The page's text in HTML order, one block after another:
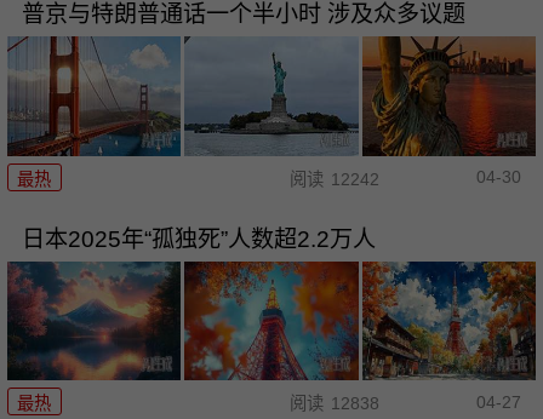
普京与特朗普通话一个半小时 涉及众多议题
最热 阅读 12242 04-30
日本2025年“孤独死”人数超2.2万人
最热 阅读 12838 04-27